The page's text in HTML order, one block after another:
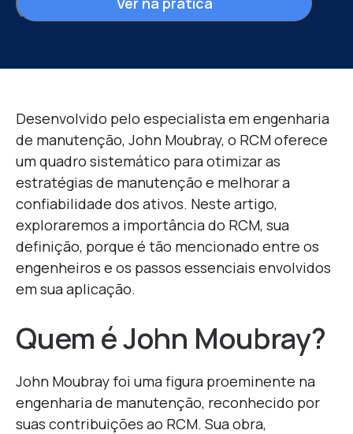
Desenvolvido pelo especialista em engenharia
de manutenção, John Moubray, o RCM oferece
um quadro sistemático para otimizar as
estratégias de manutenção e melhorar a
confiabilidade dos ativos. Neste artigo,
exploraremos a importância do RCM, sua
definição, porque é tão mencionado entre os
engenheiros e os passos essenciais envolvidos
em sua aplicação.
Quem é John Moubray?
John Moubray foi uma figura proeminente na
engenharia de manutenção, reconhecido por
suas contribuições ao RCM. Sua obra,